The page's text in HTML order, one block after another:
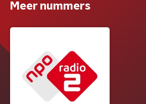
Meer nummers